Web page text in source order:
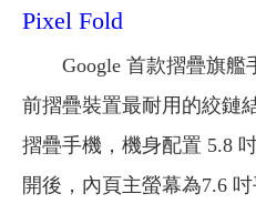
Pixel Fold
Google 首款摺疊旗艦
前摺疊裝置最耐用的絞鏈
摺疊手機，機身配置 5.8
開後，內頁主螢幕為7.6